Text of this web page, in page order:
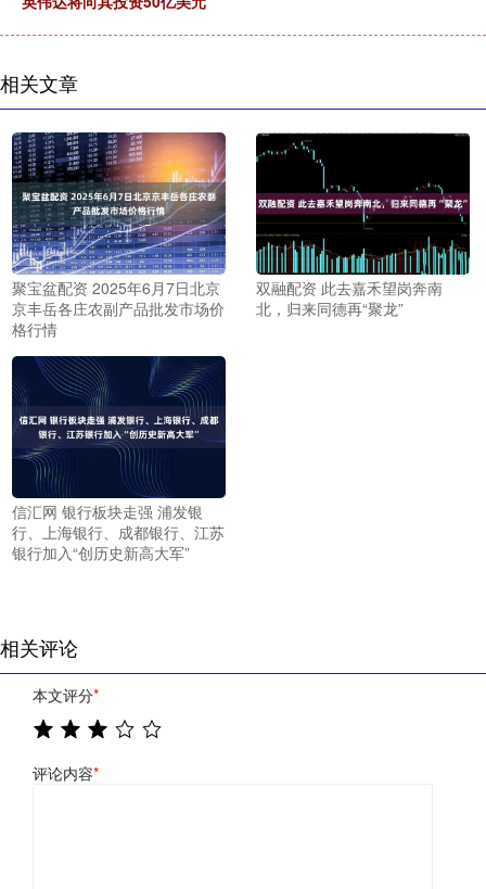
相关文章
聚宝盆配资 2025年6月7日北京
京丰岳各庄农副产品批发市场价
格行情
双融配资 此去嘉禾望岗奔南
北，归来同德再“聚龙”
信汇网 银行板块走强 浦发银
行、上海银行、成都银行、江苏
银行加入“创历史新高大军”
相关评论
本文评分*
评论内容*